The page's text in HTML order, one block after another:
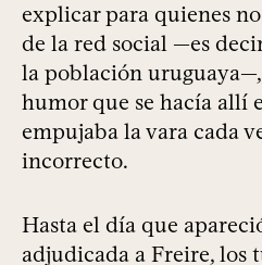
explicar para quienes
de la red social —es
la población
humor que se hacía allí
empujaba la vara cada
incorrecto.
Hasta el día que
adjudicada a Freire, los